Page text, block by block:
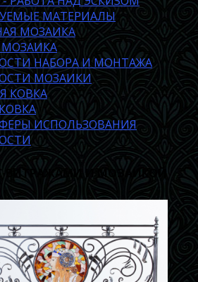
МАТЕРИАЛЫ
МОЗАИКА
НАБОРА И МОНТАЖА
МОЗАИКИ
КОВКА
ИСПОЛЬЗОВАНИЯ
С ВИТРАЖАМИ И МОЗАИКОЙ